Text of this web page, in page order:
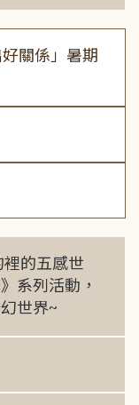
好關係」暑期
裡的五感世
系列活動，
世界~